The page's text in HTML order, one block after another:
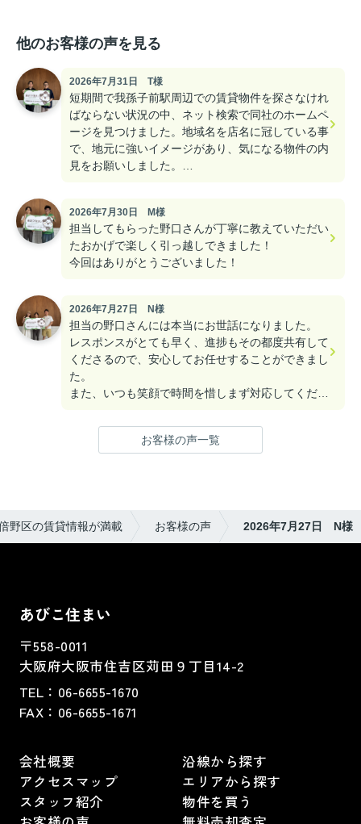
他のお客様の声を見る
2026年7月31日 T様
短期間で我孫子前駅周辺での賃貸物件を探さなけれ
ばならない状況の中、ネット検索で同社のホームペ
ージを見つけました。地域名を店名に冠している事
で、地元に強いイメージがあり、気になる物件の内
見をお願いしました。
前、不動産業界のイメージを覆す誠実なナイスガイ
でした。
予約日に合わせて、しっかりと条件に合う物件にあ
る程度の目星をつけていて下さり、物件探しもスム
私は日本生まれではありますが「外国籍」なため、
経験的に不動産の賃貸契約を断られるケースが多か
ったのですが、その点もキチンと把握されており、
契約上の瑕疵もなく、職場も近い築浅のキレイな物
件に巡り会う事が出来ました。
います。有難う御座いました。
2026年7月30日 M様
担当してもらった野口さんが丁寧に教えていただい
たおかげで楽しく引っ越しできました！
今回はありがとうございました！
2026年7月27日 N様
担当の野口さんには本当にお世話になりました。
レスポンスがとても早く、進捗もその都度共有して
くださるので、安心してお任せすることができまし
た。
また、いつも笑顔で時間を惜しまず対応してくださ
野口さんが頑張ってくださったお陰で、結果的に当
初の希望にできる限り近い物件に住むことができ、
これからも応援しています☆
お客様の声一覧
野区の賃貸情報が満載 お客様の声 2026年7月27日 N様
あびこ住まい
〒558-0011
大阪府大阪市住吉区苅田９丁目14-2
TEL： 06-6655-1670
FAX： 06-6655-1671
会社概要
アクセスマップ
スタッフ紹介
沿線から探す
エリアから探す
物件を買う